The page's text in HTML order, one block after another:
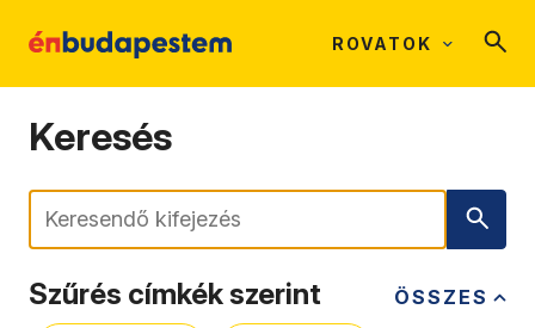
ROVATOK
Keresés
Keresés
ÖSSZES
Szűrés címkék szerint